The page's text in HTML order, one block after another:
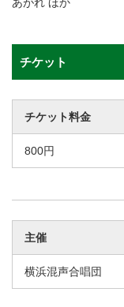
チケット
チケット料金
800円
主催
横浜混声合唱団